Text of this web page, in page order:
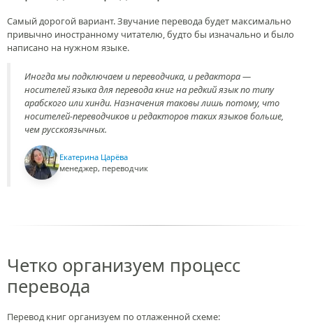
Самый дорогой вариант. Звучание перевода будет максимально
привычно иностранному читателю, будто бы изначально и было
написано на нужном языке.
Иногда мы подключаем и переводчика, и редактора —
носителей языка для перевода книг на редкий язык по типу
арабского или хинди. Назначения таковы лишь потому, что
носителей-переводчиков и редакторов таких языков больше,
чем русскоязычных.
Екатерина Царёва
менеджер, переводчик
Четко организуем процесс
перевода
Перевод книг организуем по отлаженной схеме: